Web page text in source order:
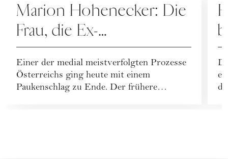
Marion Hohenecker: Die
Frau, die Ex-
Finanzminister Grasser zu
8 Jahren Gefängnis
verurteilte
Einer der medial meistverfolgten Prozesse
Österreichs ging heute mit einem
Paukenschlag zu Ende. Der frühere